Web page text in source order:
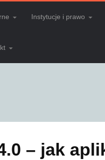
Instytucje i prawo
– jak